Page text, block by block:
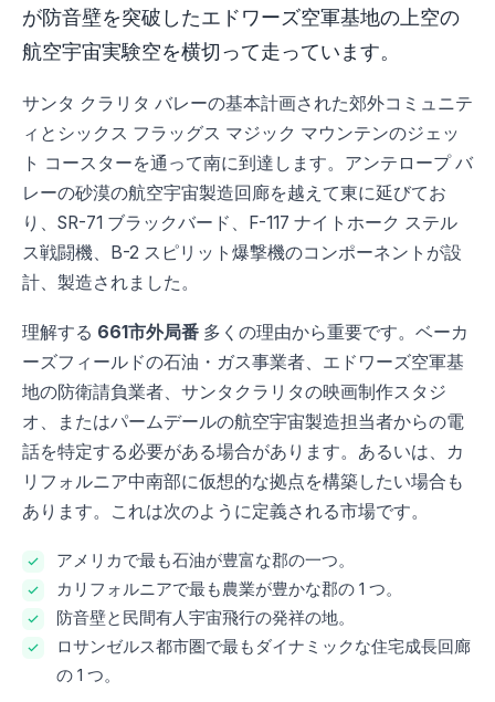
が防音壁を突破したエドワーズ空軍基地の上空の
航空宇宙実験空を横切って走っています。
サンタ クラリタ バレーの基本計画された郊外コミュニテ
ィとシックス フラッグス マジック マウンテンのジェッ
ト コースターを通って南に到達します。アンテロープ バ
レーの砂漠の航空宇宙製造回廊を越えて東に延びてお
り、SR-71 ブラックバード、F-117 ナイトホーク ステル
ス戦闘機、B-2 スピリット爆撃機のコンポーネントが設
計、製造されました。
理解する 661市外局番 多くの理由から重要です。ベーカ
ーズフィールドの石油・ガス事業者、エドワーズ空軍基
地の防衛請負業者、サンタクラリタの映画制作スタジ
オ、またはパームデールの航空宇宙製造担当者からの電
話を特定する必要がある場合があります。あるいは、カ
リフォルニア中南部に仮想的な拠点を構築したい場合も
あります。これは次のように定義される市場です。
アメリカで最も石油が豊富な郡の一つ。
カリフォルニアで最も農業が豊かな郡の 1 つ。
防音壁と民間有人宇宙飛行の発祥の地。
ロサンゼルス都市圏で最もダイナミックな住宅成長回廊
の 1 つ。